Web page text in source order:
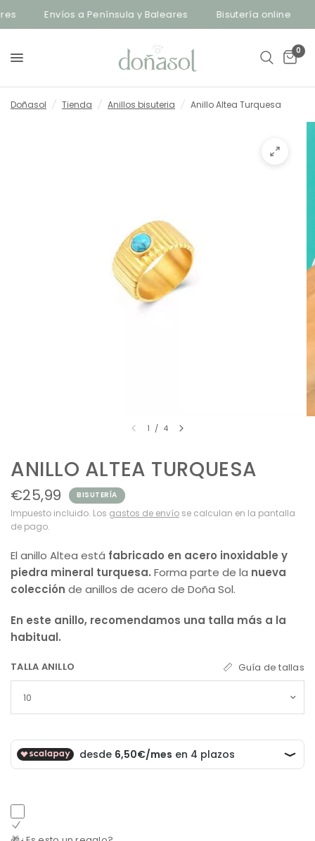
Envíos a Península y Baleares Bisutería online
0
Doñasol / Tienda / Anillos bisuteria / Anillo Altea Turquesa
1 / 4
ANILLO ALTEA TURQUESA
€25,99 BISUTERÍA
Impuesto incluido. Los gastos de envío se calculan en la pantalla
de pago.
El anillo Altea está fabricado en acero inoxidable y
piedra mineral turquesa.Forma parte de la nueva
colección de anillos de acero de Doña Sol.
En este anillo, recomendamos una talla más a la
habitual.
TALLA ANILLO Guía de tallas